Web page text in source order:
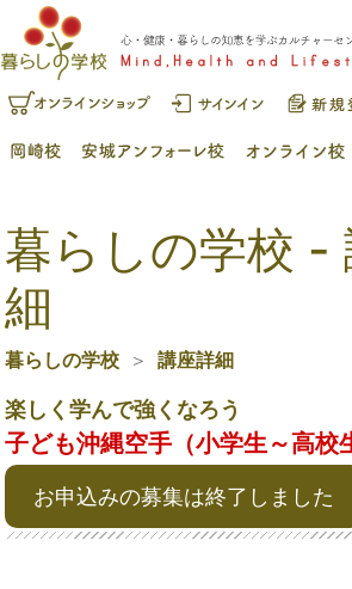
暮らしの学校 -
細
暮らしの学校 講座詳細
楽しく学んで強くなろう
子ども沖縄空手（小学生～高校
お申込みの募集は終了しました